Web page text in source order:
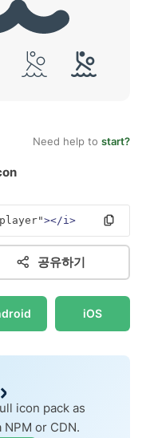
Need help to start?
></i>
공유하기
iOS
icon pack as
or CDN.